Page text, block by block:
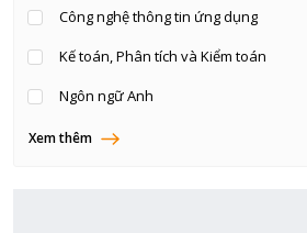
Công nghệ thông tin ứng dụng
Kế toán, Phân tích và Kiểm toán
Ngôn ngữ Anh
Hệ thống thông tin quản lý
Xem thêm